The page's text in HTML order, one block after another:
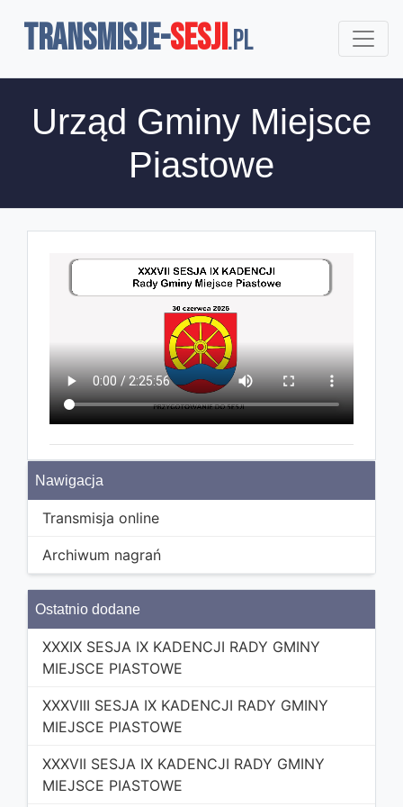
TRANSMISJE-SESJI.pl
Urząd Gminy Miejsce
Piastowe
Nawigacja
Transmisja online
Archiwum nagrań
Ostatnio dodane
XXXIX SESJA IX KADENCJI RADY GMINY
MIEJSCE PIASTOWE
XXXVIII SESJA IX KADENCJI RADY GMINY
MIEJSCE PIASTOWE
XXXVII SESJA IX KADENCJI RADY GMINY
MIEJSCE PIASTOWE